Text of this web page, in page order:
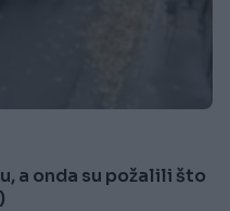
a onda su požalili što